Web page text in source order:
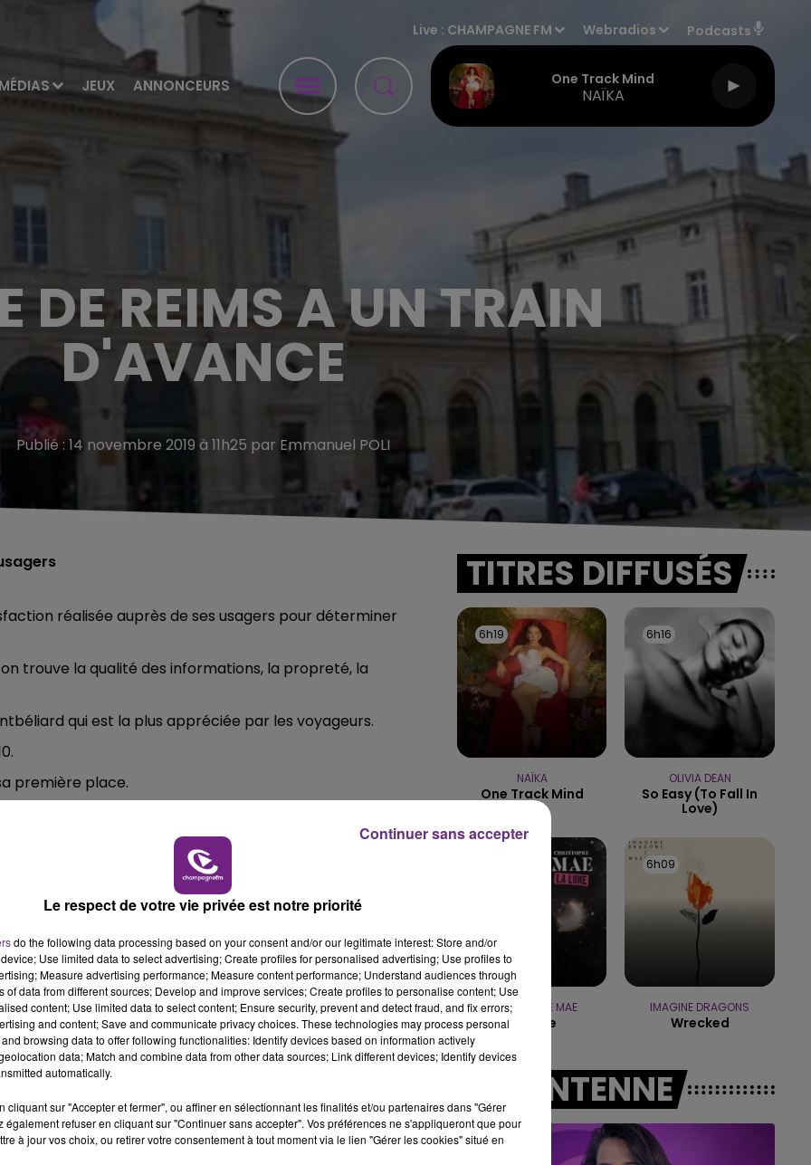
MÉDIAS JEUX ANNONCEURS
Live : CHAMPAGNE FM Webradios Podcasts
One Track Mind
NAÏKA
11h00 - 16h00
LE WEEK-END CHAMPAGNE FM
16h00 - 20h00
LE WEEK-END CHAMPAGNE FM
DE REIMS A UN TRAIN
D'AVANCE
Publié : 14 novembre 2019 à 11h25 par Emmanuel POLI
réalisée auprès de ses usagers pour déterminer
trouve la qualité des informations, la propreté, la
qui est la plus appréciée par les voyageurs.
première place.
le podium.
LE MAGASIN JOUÉCLUB DE REIMS FERME
SES PORTES
C'était l'une des institutions du centre-ville
rémois. Le magasin JouéClub est contraint de
fermer ses portes.
TITRES DIFFUSÉS
6h19
6h19
NAÏKA
One Track Mind
6h16
6h16
OLIVIA DEAN
So Easy (to Fall In
Love)
CHRISTOPHE MAE
La Lune
6h09
6h09
IMAGINE DRAGONS
Wrecked
A L'ANTENNE
Le respect de votre vie privée est notre priorité
do the following data processing based on your consent and/or our legitimate interest: Store and/or
Use limited data to select advertising; Create profiles for personalised advertising; Use profiles to
Measure advertising performance; Measure content performance; Understand audiences through
of data from different sources; Develop and improve services; Create profiles to personalise content; Use
content; Use limited data to select content; Ensure security, prevent and detect fraud, and fix errors;
and content; Save and communicate privacy choices. These technologies may process personal
browsing data to offer following functionalities: Identify devices based on information actively
data; Match and combine data from other data sources; Link different devices; Identify devices
automatically.
cliquant sur "Accepter et fermer", ou affiner en sélectionnant les finalités et/ou partenaires dans "Gérer
également refuser en cliquant sur "Continuer sans accepter". Vos préférences ne s'appliqueront que pour
à jour vos choix, ou retirer votre consentement à tout moment via le lien "Gérer les cookies" situé en
Continuer sans accepter